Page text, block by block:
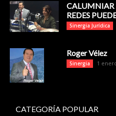
CALUMNIAR
REDES
Sinergia Jurídica
Roger Vélez
Sinergia 1
CATEGORÍA POPULAR